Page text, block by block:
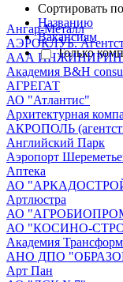
Сортировать
Названию
Вакансиям
Только
Ангар-Металл
АЭРОКЛУБ.
ААА
Академия B&H
АГРЕГАТ
АО "Атлантис"
Архитектурная
АКРОПОЛЬ
Английский Парк
Аэропорт
Аптека
АО
Артлюстра
АО
АО "КОСИНО-
Академия
АНО ДПО
Арт Пан